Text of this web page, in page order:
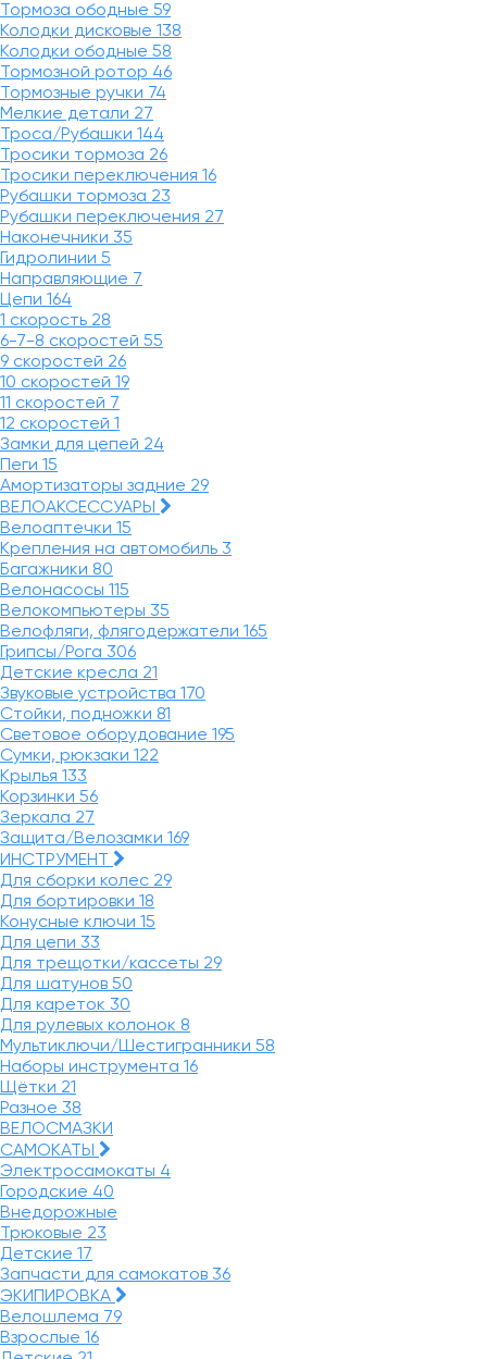
Тормоза ободные 59
Колодки дисковые 138
Колодки ободные 58
Тормозной ротор 46
Тормозные ручки 74
Мелкие детали 27
Троса/Рубашки 144
Тросики тормоза 26
Тросики переключения 16
Рубашки тормоза 23
Рубашки переключения 27
Наконечники 35
Гидролинии 5
Направляющие 7
Цепи 164
1 скорость 28
6-7-8 скоростей 55
9 скоростей 26
10 скоростей 19
11 скоростей 7
12 скоростей 1
Замки для цепей 24
Пеги 15
Амортизаторы задние 29
ВЕЛОАКСЕССУАРЫ
Велоаптечки 15
Крепления на автомобиль 3
Багажники 80
Велонасосы 115
Велокомпьютеры 35
Велофляги, флягодержатели 165
Грипсы/Рога 306
Детские кресла 21
Звуковые устройства 170
Стойки, подножки 81
Световое оборудование 195
Сумки, рюкзаки 122
Крылья 133
Корзинки 56
Зеркала 27
Защита/Велозамки 169
ИНСТРУМЕНТ
Для сборки колес 29
Для бортировки 18
Конусные ключи 15
Для цепи 33
Для трещотки/кассеты 29
Для шатунов 50
Для кареток 30
Для рулевых колонок 8
Мультиключи/Шестигранники 58
Наборы инструмента 16
Щётки 21
Разное 38
ВЕЛОСМАЗКИ
САМОКАТЫ
Электросамокаты 4
Городские 40
Внедорожные
Трюковые 23
Детские 17
Запчасти для самокатов 36
ЭКИПИРОВКА
Велошлема 79
Взрослые 16